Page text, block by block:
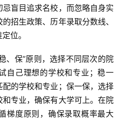
盲目追求名校，而忽略自身实
招生政策、历年录取分数线、
位。
、保”原则，选择不同层次的院
自己理想的学校和专业；稳一
的学校和专业；保一保，选择
专业，确保有大学可上。在院
梯度原则，确保录取概率最大